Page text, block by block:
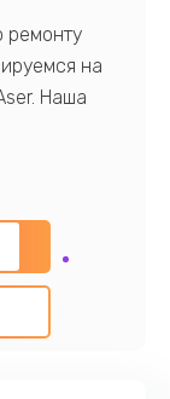
ремонту
на
Наша
и
ремонт с
а